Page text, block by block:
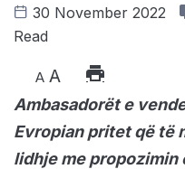
30 November 2022
Read
A A
Ambasadorёt e
Evropian pritet qё tё
lidhje me